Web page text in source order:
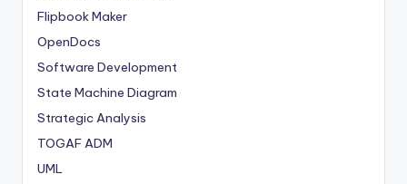
Flipbook Maker
OpenDocs
Software Development
State Machine Diagram
Strategic Analysis
TOGAF ADM
UML